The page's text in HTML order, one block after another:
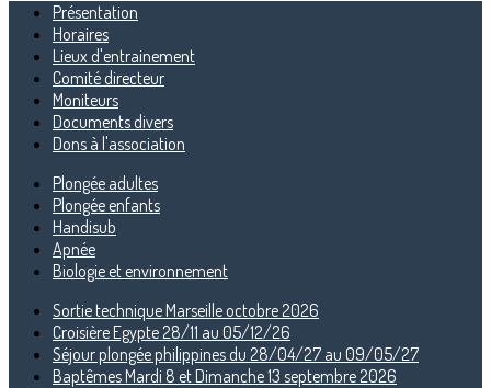
Présentation
Horaires
Lieux d'entrainement
Comité directeur
Moniteurs
Documents divers
Dons à l'association
Plongée adultes
Plongée enfants
Handisub
Apnée
Biologie et environnement
Sortie technique Marseille octobre 2026
Croisière Egypte 28/11 au 05/12/26
Séjour plongée philippines du 28/04/27 au 09/05/27
Baptêmes Mardi 8 et Dimanche 13 septembre 2026